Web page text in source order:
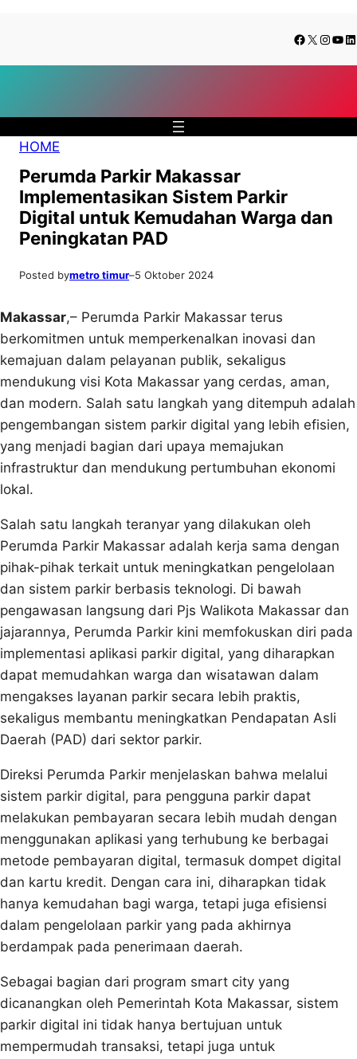
konten
content
Facebook
X
HOME
Perumda Parkir Makassar
Implementasikan Sistem Parkir
Digital untuk Kemudahan Warga dan
Peningkatan PAD
Posted bymetro timur–5 Oktober 2024
Makassar,– Perumda Parkir Makassar terus
berkomitmen untuk memperkenalkan inovasi dan
kemajuan dalam pelayanan publik, sekaligus
mendukung visi Kota Makassar yang cerdas, aman,
dan modern. Salah satu langkah yang ditempuh adalah
pengembangan sistem parkir digital yang lebih efisien,
yang menjadi bagian dari upaya memajukan
infrastruktur dan mendukung pertumbuhan ekonomi
lokal.
Salah satu langkah teranyar yang dilakukan oleh
Perumda Parkir Makassar adalah kerja sama dengan
pihak-pihak terkait untuk meningkatkan pengelolaan
dan sistem parkir berbasis teknologi. Di bawah
pengawasan langsung dari Pjs Walikota Makassar dan
jajarannya, Perumda Parkir kini memfokuskan diri pada
implementasi aplikasi parkir digital, yang diharapkan
dapat memudahkan warga dan wisatawan dalam
mengakses layanan parkir secara lebih praktis,
sekaligus membantu meningkatkan Pendapatan Asli
Daerah (PAD) dari sektor parkir.
Direksi Perumda Parkir menjelaskan bahwa melalui
sistem parkir digital, para pengguna parkir dapat
melakukan pembayaran secara lebih mudah dengan
menggunakan aplikasi yang terhubung ke berbagai
metode pembayaran digital, termasuk dompet digital
dan kartu kredit. Dengan cara ini, diharapkan tidak
hanya kemudahan bagi warga, tetapi juga efisiensi
dalam pengelolaan parkir yang pada akhirnya
berdampak pada penerimaan daerah.
Sebagai bagian dari program smart city yang
dicanangkan oleh Pemerintah Kota Makassar, sistem
parkir digital ini tidak hanya bertujuan untuk
mempermudah transaksi, tetapi juga untuk